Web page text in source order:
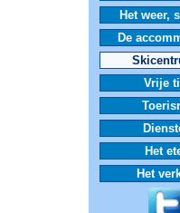
Het weer,
De
Vrije
Het
Het